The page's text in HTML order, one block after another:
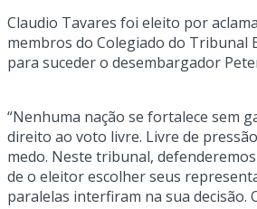
Claudio Tavares foi eleito por
membros do Colegiado do Tribunal
para suceder o desembargador
“Nenhuma nação se fortalece sem
direito ao voto livre. Livre de
medo. Neste tribunal,
de o eleitor escolher seus
paralelas interfiram na sua decisão.